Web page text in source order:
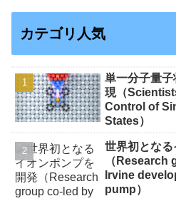
カテゴリ人気
単一分子量
現（
Control of
States）
世界初とな
（Research
Irvine
pump）